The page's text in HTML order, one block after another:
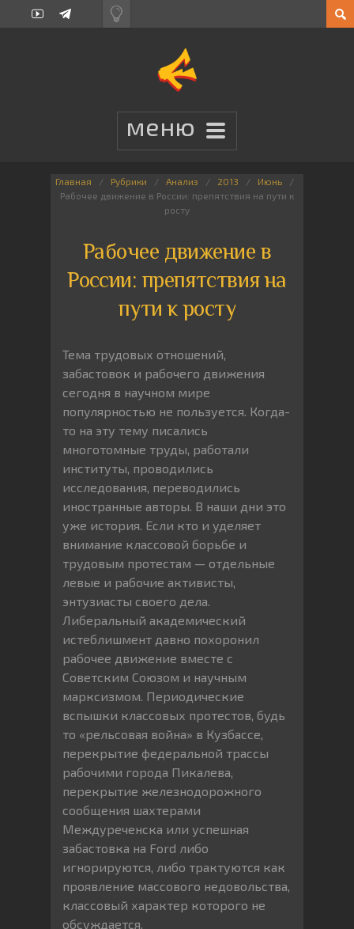
Главная Рубрики Анализ 2013
Июнь
Рабочее движение в России: препятствия на пути к
росту
Рабочее движение в
России: препятствия на
пути к росту
Тема трудовых отношений,
забастовок и рабочего движения
сегодня в научном мире
популярностью не пользуется. Когда-
то на эту тему писались
многотомные труды, работали
институты, проводились
исследования, переводились
иностранные авторы. В наши дни это
уже история. Если кто и уделяет
внимание классовой борьбе и
трудовым протестам — отдельные
левые и рабочие активисты,
энтузиасты своего дела.
Либеральный академический
истеблишмент давно похоронил
рабочее движение вместе с
Советским Союзом и научным
марксизмом. Периодические
вспышки классовых протестов, будь
то «рельсовая война» в Кузбассе,
перекрытие федеральной трассы
рабочими города Пикалева,
перекрытие железнодорожного
сообщения шахтерами
Междуреченска или успешная
забастовка на Ford либо
игнорируются, либо трактуются как
проявление массового недовольства,
классовый характер которого не
обсуждается.